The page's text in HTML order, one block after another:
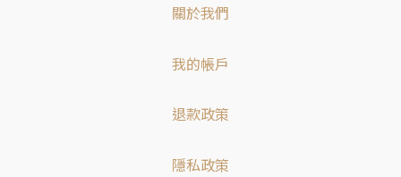
關於我們
我的帳戶
退款政策
隱私政策